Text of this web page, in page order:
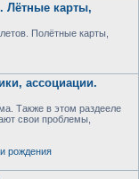
Лётные карты,
Полётные карты,
ассоциации.
Также в этом раздееле
свои проблемы,
рождения